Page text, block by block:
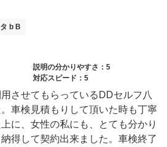
b B
説明の分かりやすさ：5
対応スピード：5
させてもらっているDDセルフ八
車検見積もりして頂いた時も丁寧
に、女性の私にも、とても分かり
得して契約出来ました。車検終了